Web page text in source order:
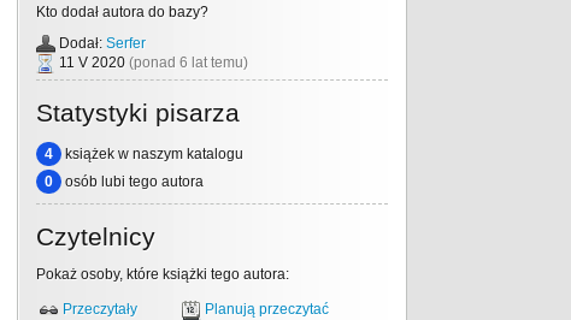
Kto dodał autora do bazy?
Dodał: Serfer
11 V 2020 (ponad 6 lat temu)
Statystyki pisarza
4
książek w naszym katalogu
0
osób lubi tego autora
Czytelnicy
Pokaż osoby, które książki tego autora:
Przeczytały
Planują przeczytać